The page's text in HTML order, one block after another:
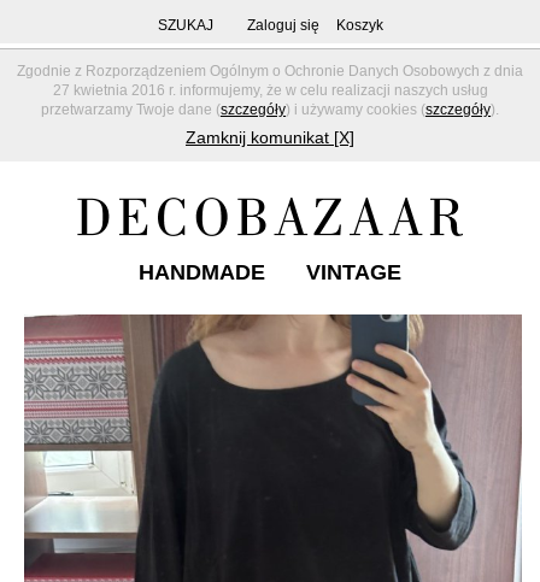
Zgodnie z Rozporządzeniem Ogólnym o Ochronie Danych Osobowych z dnia
27 kwietnia 2016 r. informujemy, że w celu realizacji naszych usług
przetwarzamy Twoje dane (szczegóły) i używamy cookies (szczegóły).
Zamknij komunikat [X]
SZUKAJ Zaloguj się Koszyk
HANDMADE VINTAGE